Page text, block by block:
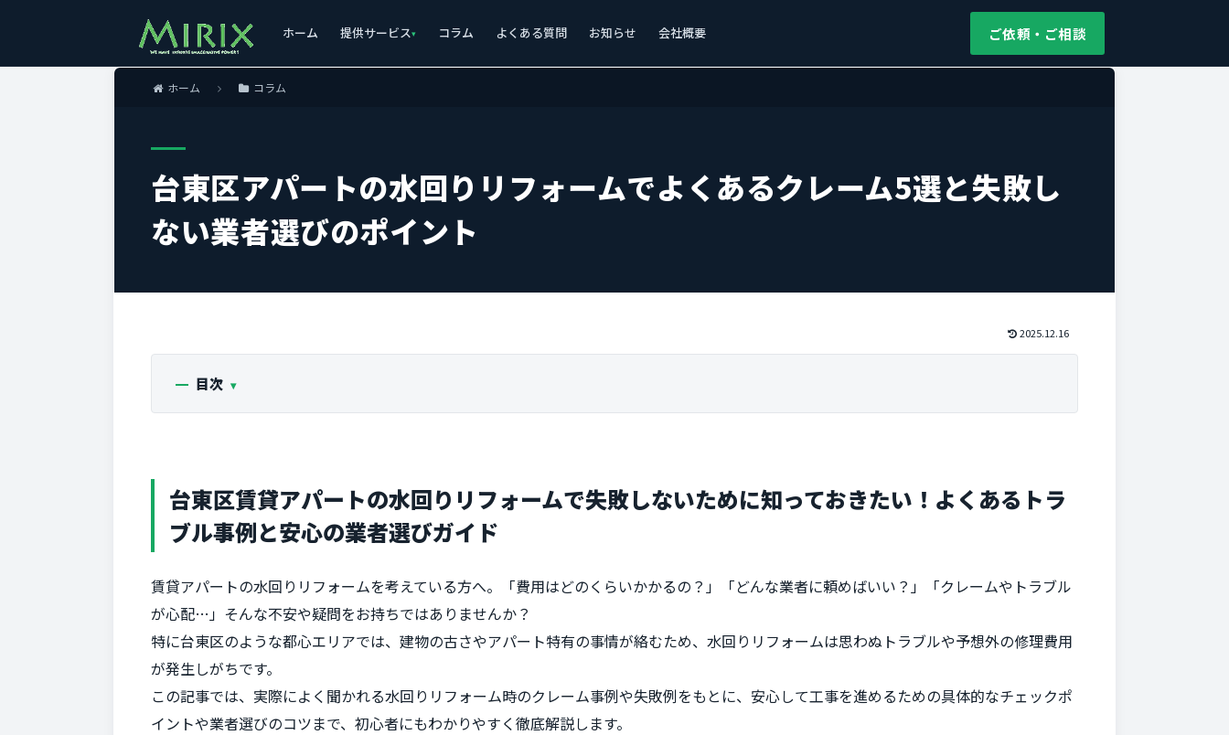
ご依頼・ご相談
ホーム 提供サービス コラム よくある質問 お知らせ 会社概要
ホーム コラム
台東区アパートの水回りリフォームでよくあるクレーム5選と失敗し
ない業者選びのポイント
2025.12.16
目次
台東区賃貸アパートの水回りリフォームで失敗しないために知っておきたい！よくあるトラ
ブル事例と安心の業者選びガイド
賃貸アパートの水回りリフォームを考えている方へ。「費用はどのくらいかかるの？」「どんな業者に頼めばいい？」「クレームやトラブル
が心配…」そんな不安や疑問をお持ちではありませんか？
特に台東区のような都心エリアでは、建物の古さやアパート特有の事情が絡むため、水回りリフォームは思わぬトラブルや予想外の修理費用
が発生しがちです。
この記事では、実際によく聞かれる水回りリフォーム時のクレーム事例や失敗例をもとに、安心して工事を進めるための具体的なチェックポ
イントや業者選びのコツまで、初心者にもわかりやすく徹底解説します。